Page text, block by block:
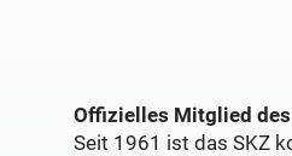
Offizielles Mitglied des
Seit 1961 ist das SKZ